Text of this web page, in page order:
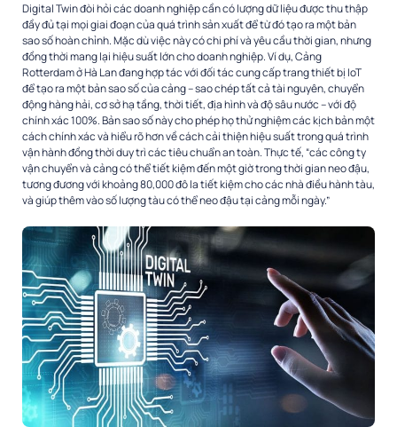
Digital Twin đòi hỏi các doanh nghiệp cần có lượng dữ liệu được thu thập
đầy đủ tại mọi giai đoạn của quá trình sản xuất để từ đó tạo ra một bản
sao số hoàn chỉnh. Mặc dù việc này có chi phí và yêu cầu thời gian, nhưng
đồng thời mang lại hiệu suất lớn cho doanh nghiệp. Ví dụ, Cảng
Rotterdam ở Hà Lan đang hợp tác với đối tác cung cấp trang thiết bị IoT
để tạo ra một bản sao số của cảng – sao chép tất cả tài nguyên, chuyển
động hàng hải, cơ sở hạ tầng, thời tiết, địa hình và độ sâu nước – với độ
chính xác 100%. Bản sao số này cho phép họ thử nghiệm các kịch bản một
cách chính xác và hiểu rõ hơn về cách cải thiện hiệu suất trong quá trình
vận hành đồng thời duy trì các tiêu chuẩn an toàn. Thực tế, “các công ty
vận chuyển và cảng có thể tiết kiệm đến một giờ trong thời gian neo đậu,
tương đương với khoảng 80,000 đô la tiết kiệm cho các nhà điều hành tàu,
và giúp thêm vào số lượng tàu có thể neo đậu tại cảng mỗi ngày.”